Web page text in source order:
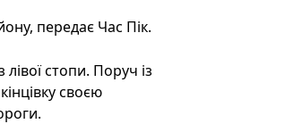
передає Час Пік.
стопи. Поруч із
своєю